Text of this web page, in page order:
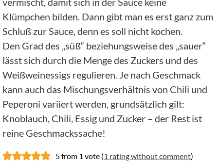
Klümpchen bilden. Dann gibt man es erst ganz zum
Schluß zur Sauce, denn es soll nicht kochen.
Den Grad des „süß“ beziehungsweise des „sauer“
lässt sich durch die Menge des Zuckers und des
Weißweinessigs regulieren. Je nach Geschmack
kann auch das Mischungsverhältnis von Chili und
Peperoni variiert werden, grundsätzlich gilt:
Knoblauch, Chili, Essig und Zucker – der Rest ist
reine Geschmackssache!
5 from 1 vote (1 rating without comment)